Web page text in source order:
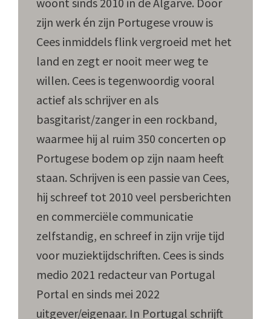
zijn werk én zijn Portugese vrouw is
Cees inmiddels flink vergroeid met het
land en zegt er nooit meer weg te
willen. Cees is tegenwoordig vooral
actief als schrijver en als
basgitarist/zanger in een rockband,
waarmee hij al ruim 350 concerten op
Portugese bodem op zijn naam heeft
staan. Schrijven is een passie van Cees,
hij schreef tot 2010 veel persberichten
en commerciële communicatie
zelfstandig, en schreef in zijn vrije tijd
voor muziektijdschriften. Cees is sinds
medio 2021 redacteur van Portugal
Portal en sinds mei 2022
uitgever/eigenaar. In Portugal schrijft